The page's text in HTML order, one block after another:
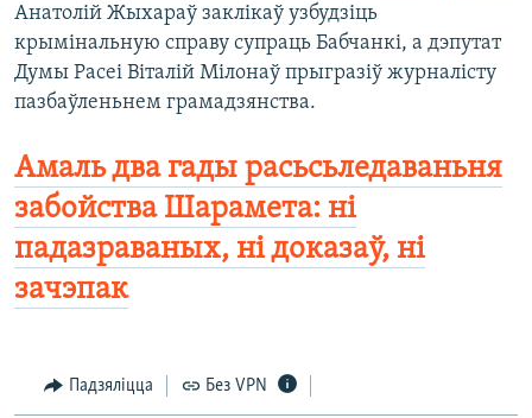
Анатолій Жыхараў заклікаў узбудзіць
крымінальную справу супраць Бабчанкі, а дэпутат
Думы Расеі Віталій Мілонаў прыгразіў журналісту
пазбаўленьнем грамадзянства.
Амаль два гады расьсьледаваньня
забойства Шарамета: ні
падазраваных, ні доказаў, ні
зачэпак
Падзяліцца Без VPN